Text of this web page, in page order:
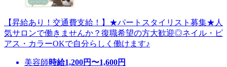
【昇給あり！交通費支給！】★パートスタイリスト募集★人
気サロンで働きませんか？復職希望の方大歓迎◎ネイル・ピ
アス・カラーOKで自分らしく働けます♪
美容師時給1,200円〜1,600円